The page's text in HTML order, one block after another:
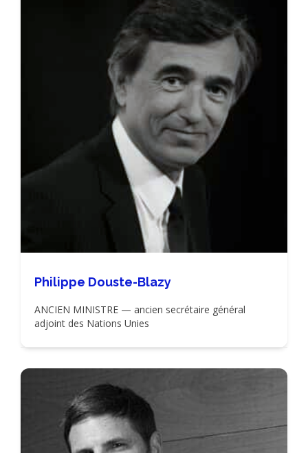
Philippe Douste-Blazy
ANCIEN MINISTRE — ancien secrétaire général
adjoint des Nations Unies